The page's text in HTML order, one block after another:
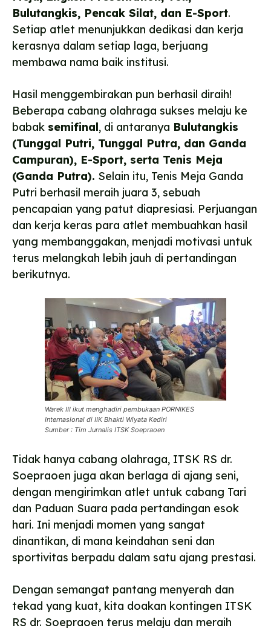
Bulutangkis, Pencak Silat, dan E-Sport.
Setiap atlet menunjukkan dedikasi dan kerja
kerasnya dalam setiap laga, berjuang
membawa nama baik institusi.
Hasil menggembirakan pun berhasil diraih!
Beberapa cabang olahraga sukses melaju ke
babak semifinal, di antaranya Bulutangkis
(Tunggal Putri, Tunggal Putra, dan Ganda
Campuran), E-Sport, serta Tenis Meja
(Ganda Putra). Selain itu, Tenis Meja Ganda
Putri berhasil meraih juara 3, sebuah
pencapaian yang patut diapresiasi. Perjuangan
dan kerja keras para atlet membuahkan hasil
yang membanggakan, menjadi motivasi untuk
terus melangkah lebih jauh di pertandingan
berikutnya.
Warek III ikut menghadiri pembukaan PORNIKES
Internasional di IIK Bhakti Wiyata Kediri
Sumber : Tim Jurnalis ITSK Soepraoen
Tidak hanya cabang olahraga, ITSK RS dr.
Soepraoen juga akan berlaga di ajang seni,
dengan mengirimkan atlet untuk cabang Tari
dan Paduan Suara pada pertandingan esok
hari. Ini menjadi momen yang sangat
dinantikan, di mana keindahan seni dan
sportivitas berpadu dalam satu ajang prestasi.
Dengan semangat pantang menyerah dan
tekad yang kuat, kita doakan kontingen ITSK
RS dr. Soepraoen terus melaju dan meraih